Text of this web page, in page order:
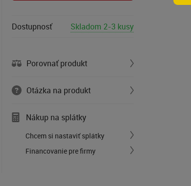
Dostupnosť Skladom 2-3 kusy
Porovnať produkt
Otázka na produkt
Nákup na splátky
Chcem si nastaviť splátky
Financovanie pre firmy